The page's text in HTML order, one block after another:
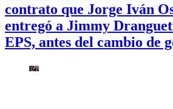
contrato que Jorge Iván
entregó a Jimmy
EPS, antes del cambio de